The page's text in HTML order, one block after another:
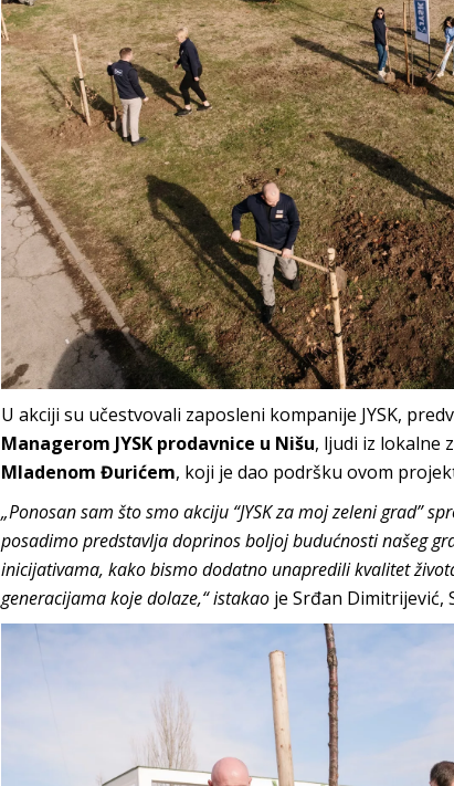
U akciji su učestvovali zaposleni kompanije JYSK,
Managerom JYSK prodavnice u Nišu, ljudi iz lokalne
Mladenom Đurićem, koji je dao podršku ovom
„Ponosan sam što smo akciju “JYSK za moj zeleni grad”
posadimo predstavlja doprinos boljoj budućnosti našeg
inicijativama, kako bismo dodatno unapredili kvalitet
generacijama koje dolaze,“ istakao je Srđan Dimitrijević,